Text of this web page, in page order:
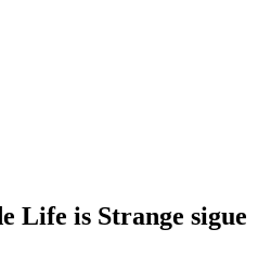
Life is Strange sigue